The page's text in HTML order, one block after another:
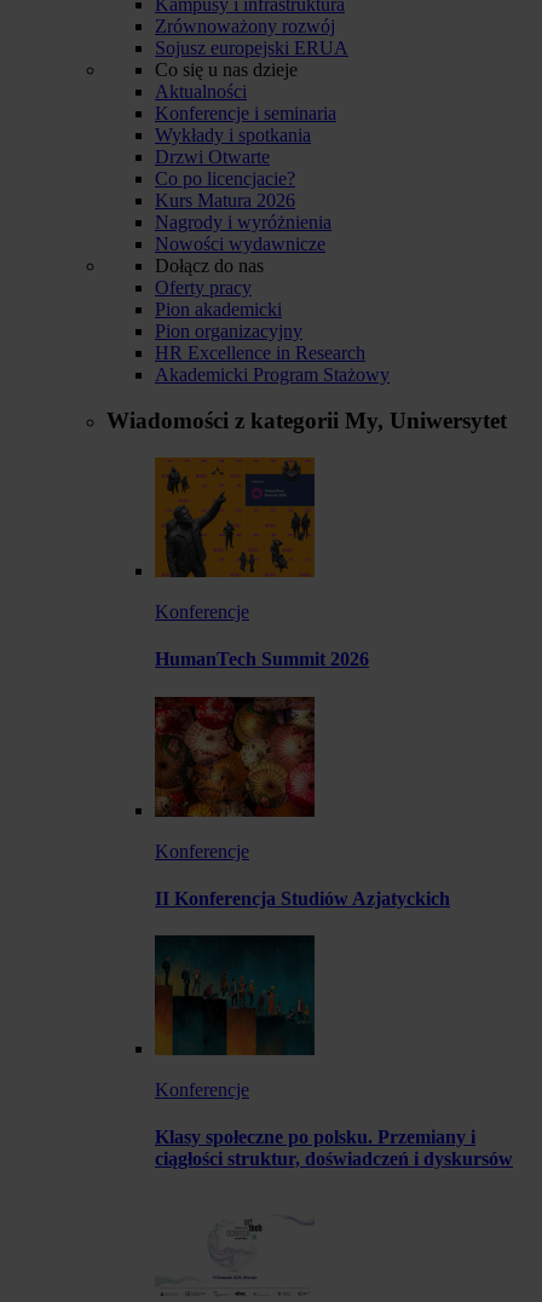
Zrównoważony rozwój
Sojusz europejski ERUA
Co się u nas dzieje
Aktualności
Konferencje i seminaria
Wykłady i spotkania
Drzwi Otwarte
Co po licencjacie?
Kurs Matura 2026
Nagrody i wyróżnienia
Nowości wydawnicze
Dołącz do nas
Oferty pracy
Pion akademicki
Pion organizacyjny
HR Excellence in Research
Akademicki Program Stażowy
Wiadomości z kategorii My, Uniwersytet
Konferencje
HumanTech Summit 2026
Konferencje
II Konferencja Studiów Azjatyckich
Konferencje
Klasy społeczne po polsku. Przemiany i
ciągłości struktur, doświadczeń i dyskursów